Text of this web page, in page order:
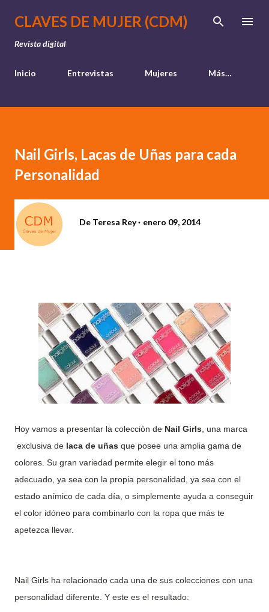
Ir al contenido principal
CLAVES DE MUJER (CDM)
Revista digital
Inicio Entrevistas Mujeres Más…
Nail Girls, Lacas de Uñas para cada
Personalidad
De Teresa Rey enero 09, 2014
Hoy vamos a presentar la colección de Nail Girls , una marca
exclusiva de laca de uñas que posee una amplia gama de
colores. Su gran variedad permite elegir el tono más
adecuado, ya sea con la propia personalidad, ya sea con el
estado anímico de cada día, o simplemente ayuda a conseguir
el color idóneo para combinarlo con la ropa que más te
apetezca llevar.
Nail Girls ha relacionado cada una de sus colecciones con una
personalidad diferente. Y este es el resultado: